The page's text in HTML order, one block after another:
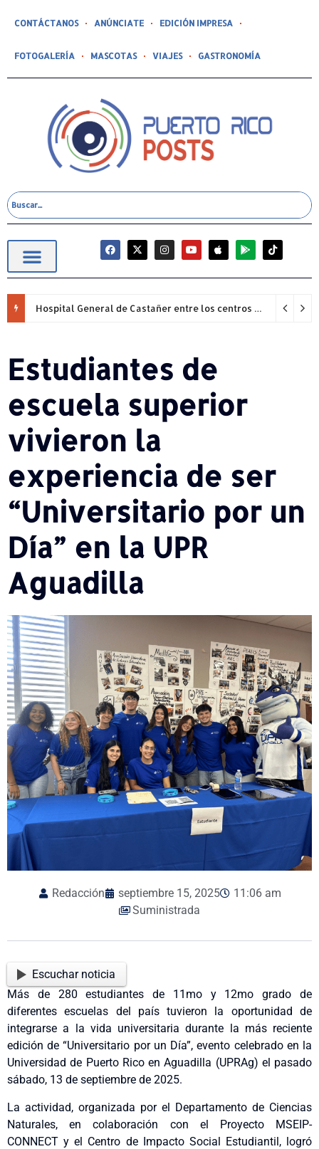
CONTÁCTANOS ANÚNCIATE EDICIÓN IMPRESA
FOTOGALERÍA MASCOTAS VIAJES GASTRONOMÍA
Hospital General de Castañer entre los centros de salud comunitarios con mejor desempeño clínico de Estados Unidos
Estudiantes de
escuela superior
vivieron la
experiencia de ser
“Universitario por un
Día” en la UPR
Aguadilla
Redacción septiembre 15, 2025
11:06 am
Suministrada
Escuchar noticia
Más de 280 estudiantes de 11mo y 12mo grado de
diferentes escuelas del país tuvieron la oportunidad de
integrarse a la vida universitaria durante la más reciente
edición de “Universitario por un Día”, evento celebrado en la
Universidad de Puerto Rico en Aguadilla (UPRAg) el pasado
sábado, 13 de septiembre de 2025.
La actividad, organizada por el Departamento de Ciencias
Naturales, en colaboración con el Proyecto MSEIP-
CONNECT y el Centro de Impacto Social Estudiantil, logró